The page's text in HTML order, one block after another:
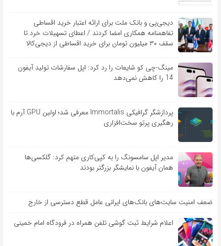
دیجی‌پی و بانک ملت برای ارائه اعتبار خرید اقساطی
تفاهم‎نامه همکاری امضا کردند / اعطای تسهیلات خرد تا
سقف ۳۰ میلیون تومان برای خرید اقساطی از دیجی‌کالا
مینگ-چی کو شایعات را رد کرد: اپل سفارشات تولید آیفون
14 را کاهش نمی‌دهد
پردازشگر گرافیکی Immortalis معرفی شد؛ اولین GPU آرم با
رهگیری پرتو سخت‌افزاری
مدیر اپل سامسونگ را به کپی‌کاری متهم کرد: گلکسی‌ها
همان آیفون با نمایشگر بزرگتر بودند
ضعف امنیت سایت‌های بانک‌های ایرانی عامل قطع دسترسی از خارج
اعلام شرایط ثبت گوشی تلفن همراه در فرودگاه امام خمینی